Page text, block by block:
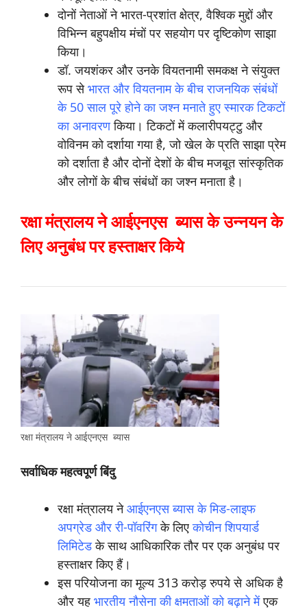
दोनों नेताओं ने भारत-प्रशांत क्षेत्र, वैश्विक मुद्दों और
विभिन्न बहुपक्षीय मंचों पर सहयोग पर दृष्टिकोण साझा
किया।
डॉ. जयशंकर और उनके वियतनामी समकक्ष ने संयुक्त
रूप सेभारत और वियतनाम के बीच राजनयिक संबंधों
के 50 साल पूरे होने का जश्न मनाते हुए स्मारक टिकटों
का अनावरणकिया। टिकटों में कलारीपयट्टु और
वोविनम को दर्शाया गया है, जो खेल के प्रति साझा प्रेम
को दर्शाता है और दोनों देशों के बीच मजबूत सांस्कृतिक
और लोगों के बीच संबंधों का जश्न मनाता है।
रक्षा मंत्रालय ने आईएनएस ब्यास के उन्नयन के
लिए अनुबंध पर हस्ताक्षर किये
रक्षा मंत्रालय ने आईएनएस ब्यास
सर्वाधिक महत्वपूर्ण बिंदु
रक्षा मंत्रालय नेआईएनएस ब्यास के मिड-लाइफ
अपग्रेड और री-पॉवरिंगके लिएकोचीन शिपयार्ड
लिमिटेडके साथ आधिकारिक तौर पर एक अनुबंध पर
हस्ताक्षर किए हैं।
इस परियोजना का मूल्य 313 करोड़ रुपये से अधिक है
और यह भारतीय नौसेना की क्षमताओं को बढ़ाने मेंएक